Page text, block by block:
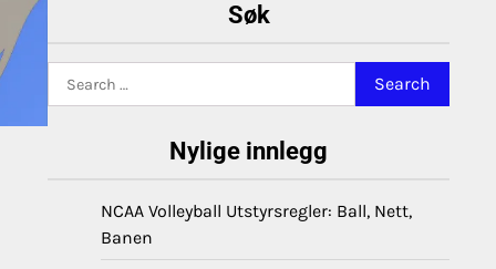
Søk
for:
Nylige innlegg
NCAA Volleyball Utstyrsregler: Ball, Nett,
Banen